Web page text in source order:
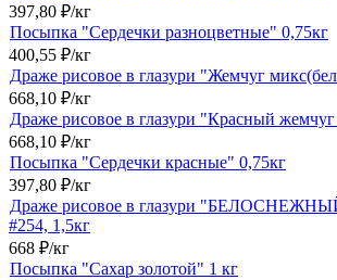
397,80 ₽/кг
Посыпка "Сердечки разноцветные" 0,75кг
400,55 ₽/кг
Драже рисовое в глазури "Жемчуг
668,10 ₽/кг
Драже рисовое в глазури "Красный
668,10 ₽/кг
Посыпка "Сердечки красные" 0,75кг
397,80 ₽/кг
Драже рисовое в глазури
#254, 1,5кг
668 ₽/кг
Посыпка "Сахар золотой" 1 кг